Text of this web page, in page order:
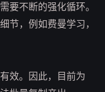
要不断的强化循环。
节，例如费曼学习，
效。因此，目前为